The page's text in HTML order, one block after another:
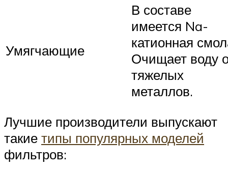
Умягчающие
В составе
имеется Na-
катионная
Очищает воду
тяжелых
металлов.
Лучшие производители выпускают
такие типы популярных моделей
фильтров: